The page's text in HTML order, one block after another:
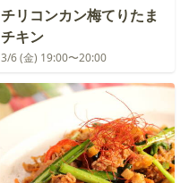
チリコンカン梅てりたま
チキン
3/6 (金) 19:00〜20:00